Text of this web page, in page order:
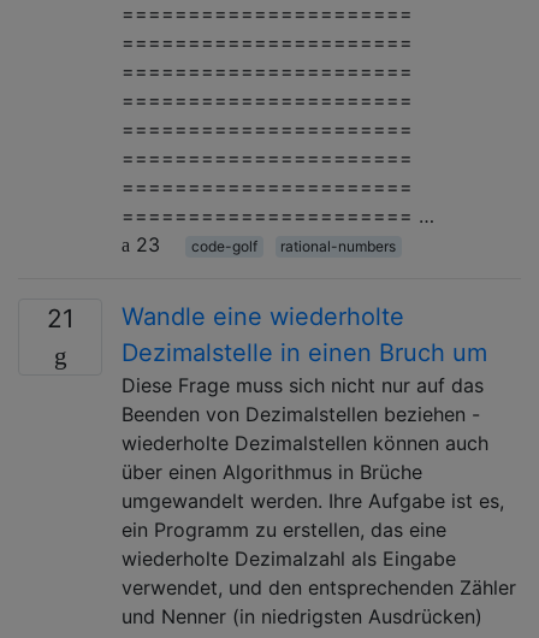
======================
======================
======================
======================
======================
======================
======================
====================== …
23
code-golf rational-numbers
21
Wandle eine wiederholte
Dezimalstelle in einen Bruch um
Diese Frage muss sich nicht nur auf das
Beenden von Dezimalstellen beziehen -
wiederholte Dezimalstellen können auch
über einen Algorithmus in Brüche
umgewandelt werden. Ihre Aufgabe ist es,
ein Programm zu erstellen, das eine
wiederholte Dezimalzahl als Eingabe
verwendet, und den entsprechenden Zähler
und Nenner (in niedrigsten Ausdrücken)